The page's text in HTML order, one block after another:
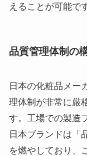
えることが可能で
品質管理体制の
日本の化粧品メー
理体制が非常に厳
す。工場での製造
日本ブランドは「
を燃やしており、